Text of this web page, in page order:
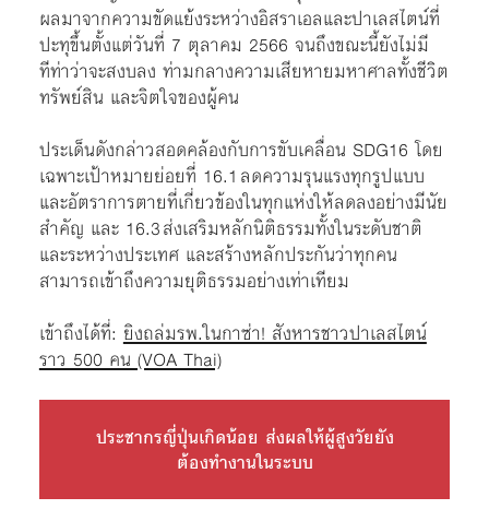
ผลมาจากความขัดแย้งระหว่างอิสราเอลและปาเลสไตน์ที่
ปะทุขึ้นตั้งแต่วันที่ 7 ตุลาคม 2566 จนถึงขณะนี้ยังไม่มี
ทีท่าว่าจะสงบลง ท่ามกลางความเสียหายมหาศาลทั้งชีวิต
ทรัพย์สิน และจิตใจของผู้คน
ประเด็นดังกล่าวสอดคล้องกับการขับเคลื่อน SDG16 โดย
เฉพาะเป้าหมายย่อยที่ 16.1 ลดความรุนแรงทุกรูปแบบ
และอัตราการตายที่เกี่ยวข้องในทุกแห่งให้ลดลงอย่างมีนัย
สำคัญ และ 16.3 ส่งเสริมหลักนิติธรรมทั้งในระดับชาติ
และระหว่างประเทศ และสร้างหลักประกันว่าทุกคน
สามารถเข้าถึงความยุติธรรมอย่างเท่าเทียม
เข้าถึงได้ที่:ยิงถล่มรพ.ในกาซ่า! สังหารชาวปาเลสไตน์
ราว 500 คน (VOA Thai)
ประชากรญี่ปุ่นเกิดน้อย ส่งผลให้ผู้สูงวัยยัง
ต้องทำงานในระบบ